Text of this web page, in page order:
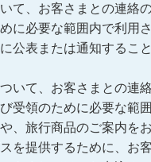
て、お客さまとの連
必要な範囲内で利用
公表または通知すること
いて、お客さまとの
領のために必要な範
、旅行商品のご案内
を提供するために、お